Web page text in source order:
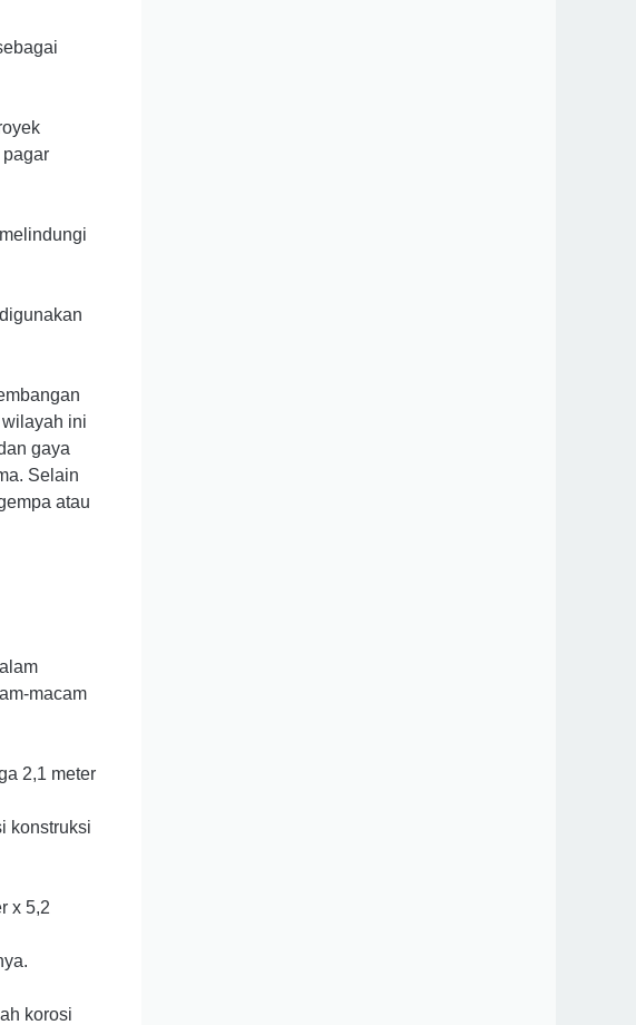
ini
gaya
Selain
atau
macam
2,1 meter
konstruksi
x 5,2
korosi